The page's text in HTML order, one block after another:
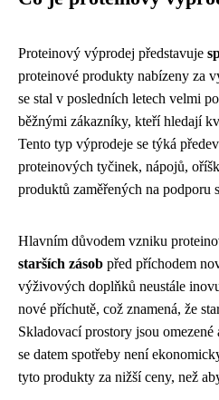
Proteinový výprodej představuje
proteinové produkty nabízeny za
se stal v posledních letech velmi
běžnými zákazníky, kteří hledají
Tento typ výprodeje se týká
proteinových tyčinek, nápojů,
produktů zaměřených na podporu
Hlavním důvodem vzniku
starších zásob před příchodem
výživových doplňků neustále
nové příchutě, což znamená, že
Skladovací prostory jsou
se datem spotřeby není
tyto produkty za nižší ceny, než